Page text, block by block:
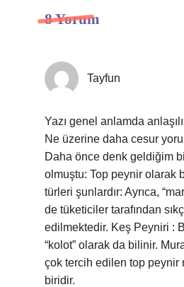
8 Yorum
Tayfun
Yazı genel anlamda
Ne üzerine daha cesur
Daha önce denk geldiğim
olmuştu: Top peynir olarak
türleri şunlardır: Ayrıca,
de tüketiciler tarafından
edilmektedir. Keş Peyniri :
“kolot” olarak da bilinir.
çok tercih edilen top peynir
biridir.